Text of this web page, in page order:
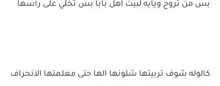
بس من تروح ويايه لبيت اهل بابا بس تخلي على رأسها
كالوله شوف تربيتها شلونها الها حتى معلمتها الانحراف